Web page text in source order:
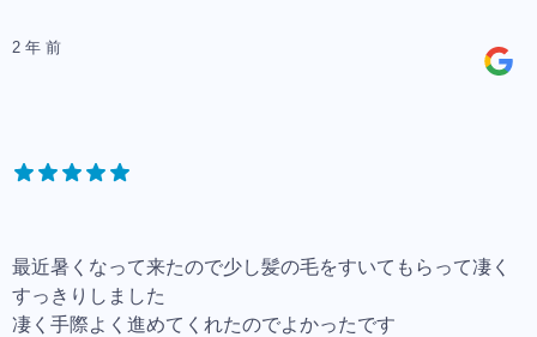
2 年 前
最近暑くなって来たので少し髪の毛をすいてもらって凄く
すっきりしました
凄く手際よく進めてくれたのでよかったです